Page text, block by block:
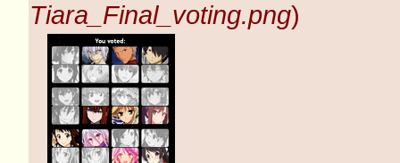
Tiara_Final_voting.png)